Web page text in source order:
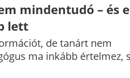
mindentudó – és
lett
de tanárt nem
ma inkább értelmez,